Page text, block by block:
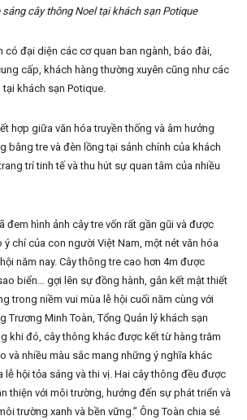
cây thông Noel tại khách sạn Potique
có đại diện các cơ quan ban ngành, báo đài,
cấp, khách hàng thường xuyên cũng như các
khách sạn Potique.
hợp giữa văn hóa truyền thống và âm hưởng
bằng tre và đèn lồng tại sảnh chính của khách
trí tinh tế và thu hút sự quan tâm của nhiều
đem hình ảnh cây tre vốn rất gần gũi và được
chí của con người Việt Nam, một nét văn hóa
năm nay. Cây thông tre cao hơn 4m được
biển… gợi lên sự đồng hành, gắn kết mật thiết
trong niềm vui mùa lễ hội cuối năm cùng với
Trương Minh Toàn, Tổng Quản lý khách sạn
khi đó, cây thông khác được kết từ hàng trăm
và nhiều màu sắc mang những ý nghĩa khác
lễ hội tỏa sáng và thi vị. Hai cây thông đều được
thiện với môi trường, hướng đến sự phát triển và
trường xanh và bền vững.” Ông Toàn chia sẻ